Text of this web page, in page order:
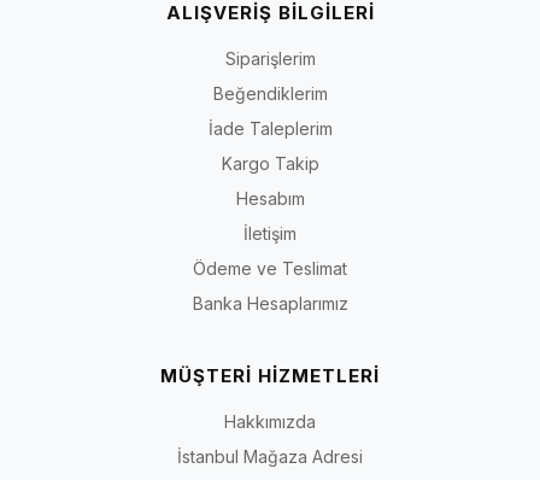
ALIŞVERİŞ BİLGİLERİ
Siparişlerim
Beğendiklerim
İade Taleplerim
Kargo Takip
Hesabım
İletişim
Ödeme ve Teslimat
Banka Hesaplarımız
MÜŞTERİ HİZMETLERİ
Hakkımızda
İstanbul Mağaza Adresi